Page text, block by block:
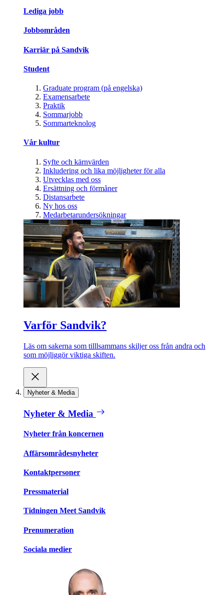
Lediga jobb
Jobbområden
Karriär på Sandvik
Student
Graduate program (på engelska)
Examensarbete
Praktik
Sommarjobb
Sommarteknolog
Vår kultur
Syfte och kärnvärden
Inkludering och lika möjligheter för alla
Utvecklas med oss
Ersättning och förmåner
Distansarbete
Ny hos oss
Medarbetarundersökningar
Varför Sandvik?
Läs om sakerna som tilllsammans skiljer oss från andra och
som möjliggör viktiga skiften.
Nyheter & Media
Nyheter & Media
Nyheter från koncernen
Affärsområdesnyheter
Kontaktpersoner
Pressmaterial
Tidningen Meet Sandvik
Prenumeration
Sociala medier